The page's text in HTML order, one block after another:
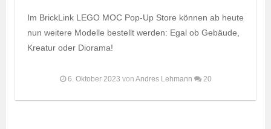
Im BrickLink LEGO MOC Pop-Up Store können ab heute
nun weitere Modelle bestellt werden: Egal ob Gebäude,
Kreatur oder Diorama!
6. Oktober 2023 von Andres Lehmann 20